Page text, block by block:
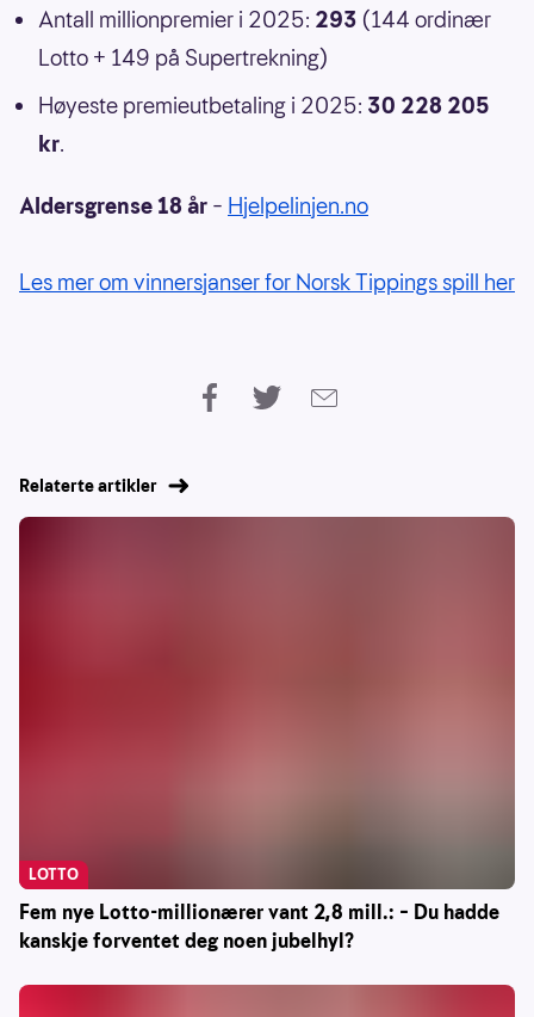
Antall millionpremier i 2025: 293 (144 ordinær
Lotto + 149 på Supertrekning)
Høyeste premieutbetaling i 2025: 30 228 205
kr.
Aldersgrense 18 år – Hjelpelinjen.no
Les mer om vinnersjanser for Norsk Tippings spill her
Relaterte artikler
Fem nye Lotto-millionærer vant 2,8 mill.: – Du hadde
kanskje forventet deg noen jubelhyl?
LOTTO